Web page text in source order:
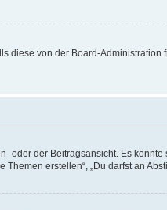
von der Board-
der Beitragsansicht. Es
erstellen“, „Du darfst an